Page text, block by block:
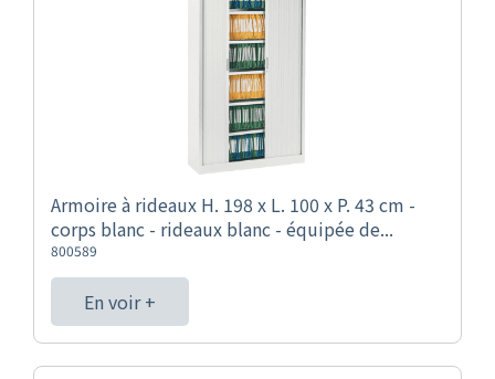
Armoire à rideaux H. 198 x L. 100 x P. 43 cm -
corps blanc - rideaux blanc - équipée de...
800589
En voir +